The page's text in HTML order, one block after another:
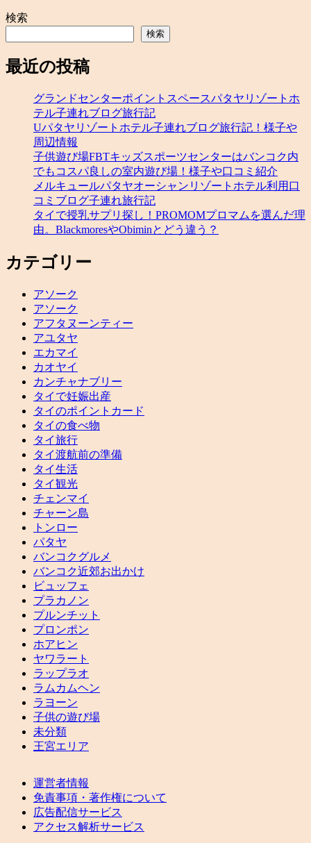
検索
検索
最近の投稿
グランドセンターポイントスペースパタヤリゾートホ
テル子連れブログ旅行記
Uパタヤリゾートホテル子連れブログ旅行記！様子や
周辺情報
子供遊び場FBTキッズスポーツセンターはバンコク内
でもコスパ良しの室内遊び場！様子や口コミ紹介
メルキュールパタヤオーシャンリゾートホテル利用口
コミブログ子連れ旅行記
タイで授乳サプリ探し！PROMOMプロマムを選んだ理
由。BlackmoresやObiminとどう違う？
カテゴリー
アソーク
アソーク
アフタヌーンティー
アユタヤ
エカマイ
カオヤイ
カンチャナブリー
タイで妊娠出産
タイのポイントカード
タイの食べ物
タイ旅行
タイ渡航前の準備
タイ生活
タイ観光
チェンマイ
チャーン島
トンロー
パタヤ
バンコクグルメ
バンコク近郊お出かけ
ビュッフェ
プラカノン
プルンチット
プロンポン
ホアヒン
ヤワラート
ラップラオ
ラムカムヘン
ラヨーン
子供の遊び場
未分類
王宮エリア
運営者情報
免責事項・著作権について
広告配信サービス
アクセス解析サービス